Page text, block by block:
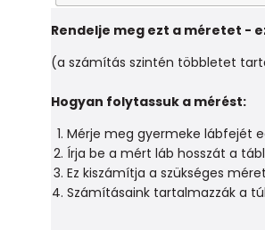
Rendelje meg ezt a méretet -
(a számítás szintén többletet
Hogyan folytassuk a mérést:
Mérje meg gyermeke lábfejét
Írja be a mért láb hosszát a
Ez kiszámítja a szükséges
Számításaink tartalmazzák a